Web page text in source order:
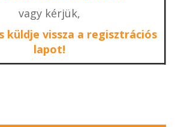
vagy kérjük,
küldje vissza a regisztrációs
lapot!